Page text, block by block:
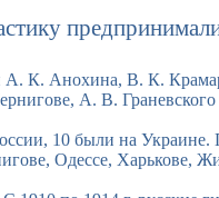
А. К. Анохина, В. К.
А. В.
10 были на
Одессе,